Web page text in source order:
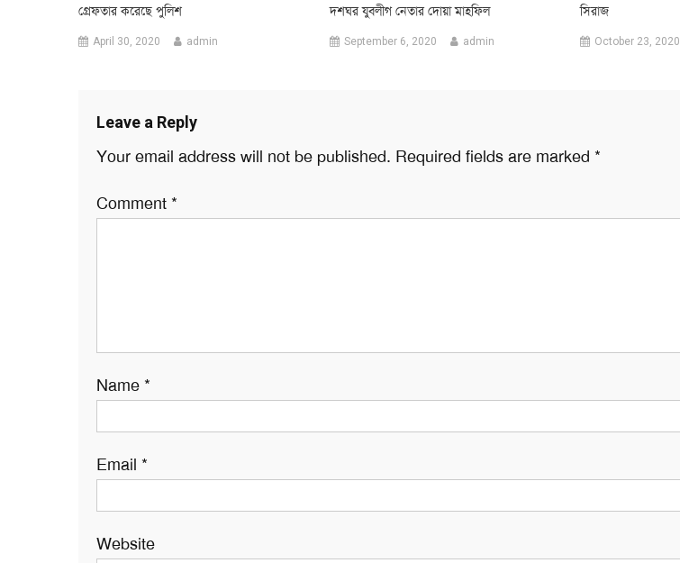
গ্রেফতার করেছে পুলিশ
April 30, 2020 admin
দশঘর যুবলীগ নেতার দোয়া মাহফিল
September 6, 2020 admin
সিরাজ
October 23, 2020
Leave a Reply
Your email address will not be published. Required fields are marked *
Comment *
Name *
Email *
Website